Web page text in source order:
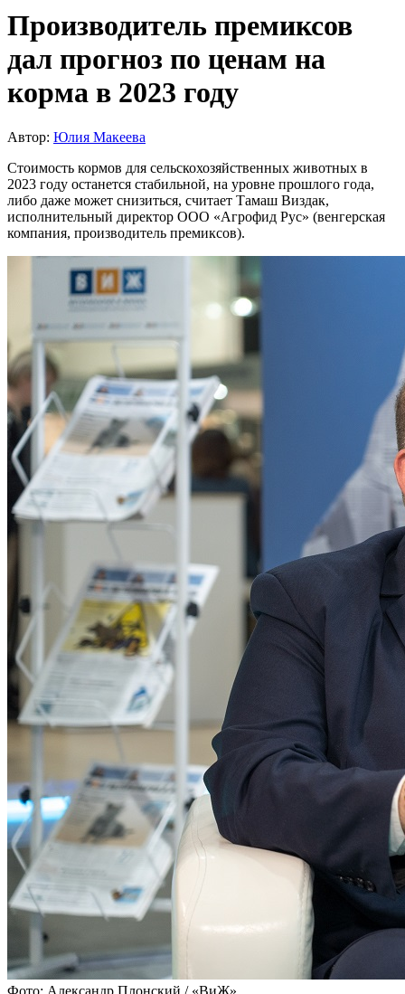
Производитель премиксов
дал прогноз по ценам на
корма в 2023 году
Автор: Юлия Макеева
Стоимость кормов для сельскохозяйственных животных в
2023 году останется стабильной, на уровне прошлого года,
либо даже может снизиться, считает Тамаш Виздак,
исполнительный директор ООО «Агрофид Рус» (венгерская
компания, производитель премиксов).
Фото: Александр Плонский / «ВиЖ»